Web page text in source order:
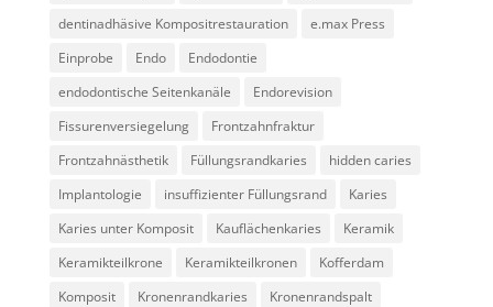
dentinadhäsive Kompositrestauration
e.max Press
Einprobe
Endo
Endodontie
endodontische Seitenkanäle
Endorevision
Fissurenversiegelung
Frontzahnfraktur
Frontzahnästhetik
Füllungsrandkaries
hidden caries
Implantologie
insuffizienter Füllungsrand
Karies
Karies unter Komposit
Kauflächenkaries
Keramik
Keramikteilkrone
Keramikteilkronen
Kofferdam
Komposit
Kronenrandkaries
Kronenrandspalt